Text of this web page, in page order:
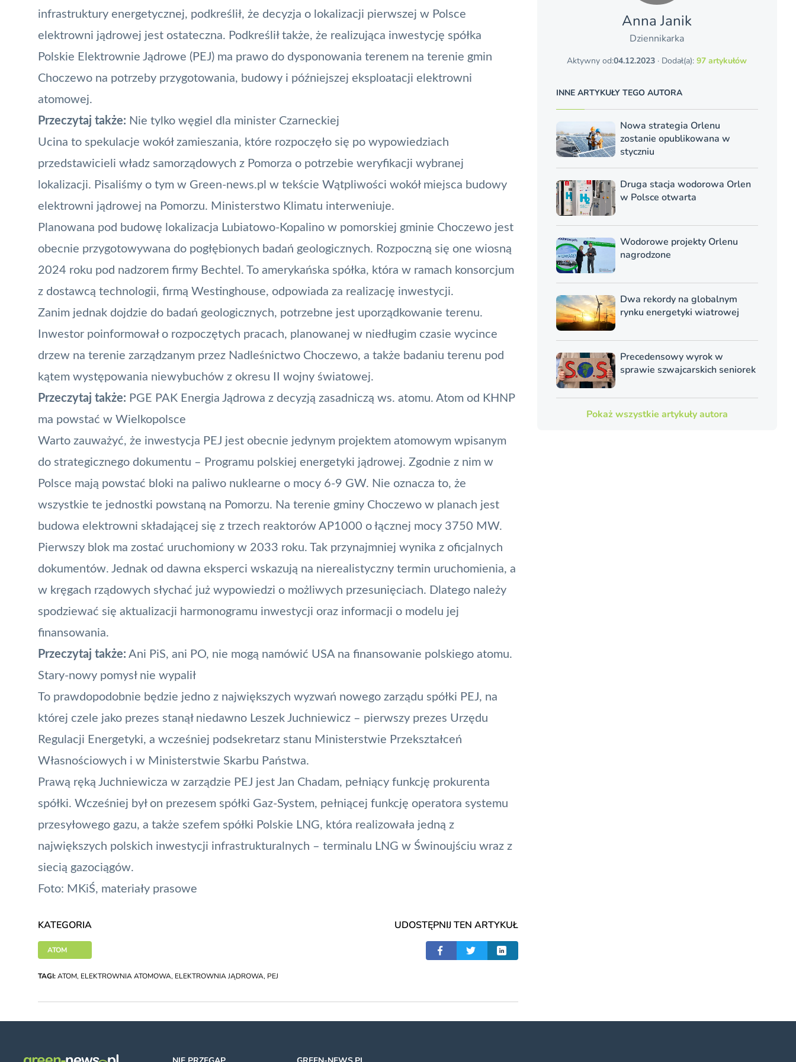
infrastruktury energetycznej, podkreślił, że decyzja o lokalizacji pierwszej w Polsce
elektrowni jądrowej jest ostateczna. Podkreślił także, że realizująca inwestycję spółka
Polskie Elektrownie Jądrowe (PEJ) ma prawo do dysponowania terenem na terenie gmin
Choczewo na potrzeby przygotowania, budowy i późniejszej eksploatacji elektrowni
atomowej.
Przeczytaj także: Nie tylko węgiel dla minister Czarneckiej
Ucina to spekulacje wokół zamieszania, które rozpoczęło się po wypowiedziach
przedstawicieli władz samorządowych z Pomorza o potrzebie weryfikacji wybranej
lokalizacji. Pisaliśmy o tym w Green-news.pl w tekście Wątpliwości wokół miejsca budowy
elektrowni jądrowej na Pomorzu. Ministerstwo Klimatu interweniuje.
Planowana pod budowę lokalizacja Lubiatowo-Kopalino w pomorskiej gminie Choczewo jest
obecnie przygotowywana do pogłębionych badań geologicznych. Rozpoczną się one wiosną
2024 roku pod nadzorem firmy Bechtel. To amerykańska spółka, która w ramach konsorcjum
z dostawcą technologii, firmą Westinghouse, odpowiada za realizację inwestycji.
Zanim jednak dojdzie do badań geologicznych, potrzebne jest uporządkowanie terenu.
Inwestor poinformował o rozpoczętych pracach, planowanej w niedługim czasie wycince
drzew na terenie zarządzanym przez Nadleśnictwo Choczewo, a także badaniu terenu pod
kątem występowania niewybuchów z okresu II wojny światowej.
Przeczytaj także: PGE PAK Energia Jądrowa z decyzją zasadniczą ws. atomu. Atom od KHNP
ma powstać w Wielkopolsce
Warto zauważyć, że inwestycja PEJ jest obecnie jedynym projektem atomowym wpisanym
do strategicznego dokumentu – Programu polskiej energetyki jądrowej. Zgodnie z nim w
Polsce mają powstać bloki na paliwo nuklearne o mocy 6-9 GW. Nie oznacza to, że
wszystkie te jednostki powstaną na Pomorzu. Na terenie gminy Choczewo w planach jest
budowa elektrowni składającej się z trzech reaktorów AP1000 o łącznej mocy 3750 MW.
Pierwszy blok ma zostać uruchomiony w 2033 roku. Tak przynajmniej wynika z oficjalnych
dokumentów. Jednak od dawna eksperci wskazują na nierealistyczny termin uruchomienia, a
w kręgach rządowych słychać już wypowiedzi o możliwych przesunięciach. Dlatego należy
spodziewać się aktualizacji harmonogramu inwestycji oraz informacji o modelu jej
finansowania.
Przeczytaj także: Ani PiS, ani PO, nie mogą namówić USA na finansowanie polskiego atomu.
Stary-nowy pomysł nie wypalił
To prawdopodobnie będzie jedno z największych wyzwań nowego zarządu spółki PEJ, na
której czele jako prezes stanął niedawno Leszek Juchniewicz – pierwszy prezes Urzędu
Regulacji Energetyki, a wcześniej podsekretarz stanu Ministerstwie Przekształceń
Własnościowych i w Ministerstwie Skarbu Państwa.
Prawą ręką Juchniewicza w zarządzie PEJ jest Jan Chadam, pełniący funkcję prokurenta
spółki. Wcześniej był on prezesem spółki Gaz-System, pełniącej funkcję operatora systemu
przesyłowego gazu, a także szefem spółki Polskie LNG, która realizowała jedną z
największych polskich inwestycji infrastrukturalnych – terminalu LNG w Świnoujściu wraz z
siecią gazociągów.
Foto: MKiŚ, materiały prasowe
KATEGORIA
ATOM
UDOSTĘPNIJ TEN ARTYKUŁ
TAGI:ATOM, ELEKTROWNIA ATOMOWA, ELEKTROWNIA JĄDROWA, PEJ
Anna Janik
Dziennikarka
Aktywny od:04.12.2023 · Dodał(a):97 artykułów
INNE ARTYKUŁY TEGO AUTORA
Nowa strategia Orlenu
zostanie opublikowana w
styczniu
Druga stacja wodorowa Orlen
w Polsce otwarta
Wodorowe projekty Orlenu
nagrodzone
Dwa rekordy na globalnym
rynku energetyki wiatrowej
Precedensowy wyrok w
sprawie szwajcarskich seniorek
Pokaż wszystkie artykuły autora